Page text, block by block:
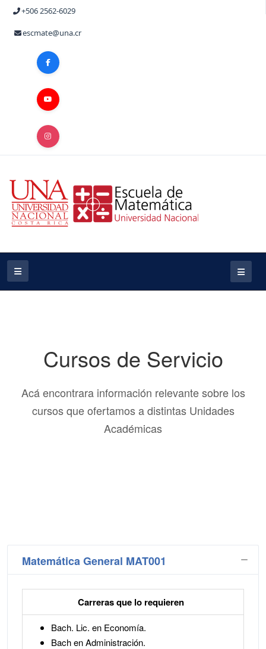
+506 2562-6029
escmate@una.cr
Cursos de Servicio
Acá encontrara información relevante sobre los
cursos que ofertamos a distintas Unidades
Académicas
Matemática General MAT001
Carreras que lo requieren
Bach. Lic. en Economía.
Bach en Administración.